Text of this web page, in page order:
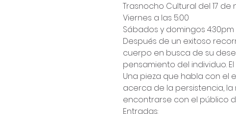
Trasnocho Cultural del 17
Viernes a las 5:00
Sábados y domingos 4:30pm
Después de un exitoso
cuerpo en busca de su
pensamiento del individuo.
Una pieza que habla con el
acerca de la persistencia,
encontrarse con el público
Entradas: